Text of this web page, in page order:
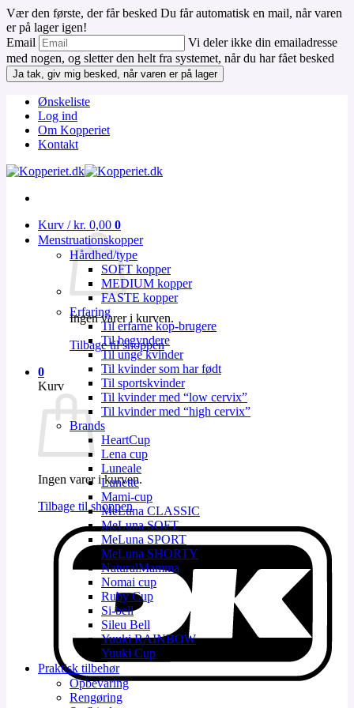
Vær den første, der får besked Du får automatisk en mail, når varen
er på lager igen!
Email
Vi deler ikke din emailadresse
med nogen, og sletter den helt fra systemet, når du har fået besked
Ja tak, giv mig besked, når varen er på lager
indhold
Ønskeliste
Log ind
Om Kopperiet
Kontakt
Kurv /kr. 0,00 0
Ingen varer i kurven.
Tilbage til shoppen
0
Kurv
Ingen varer i kurven.
Tilbage til shoppen
Menstruationskopper
Hårdhed/type
SOFT kopper
MEDIUM kopper
FASTE kopper
Erfaring
Til erfarne kop-brugere
Til begyndere
Til unge kvinder
Til kvinder som har født
Til sportskvinder
Til kvinder med “low cervix”
Til kvinder med “high cervix”
Brands
HeartCup
Lena cup
Luneale
Lunette
Mami-cup
MeLuna CLASSIC
MeLuna SOFT
MeLuna SPORT
MeLuna SHORTY
NaturalMamma
Nomai cup
Ruby Cup
Si-bell
Sileu Bell
Yuuki RAINBOW
Yuuki Cup
Praktisk tilbehør
Opbevaring
Rengøring